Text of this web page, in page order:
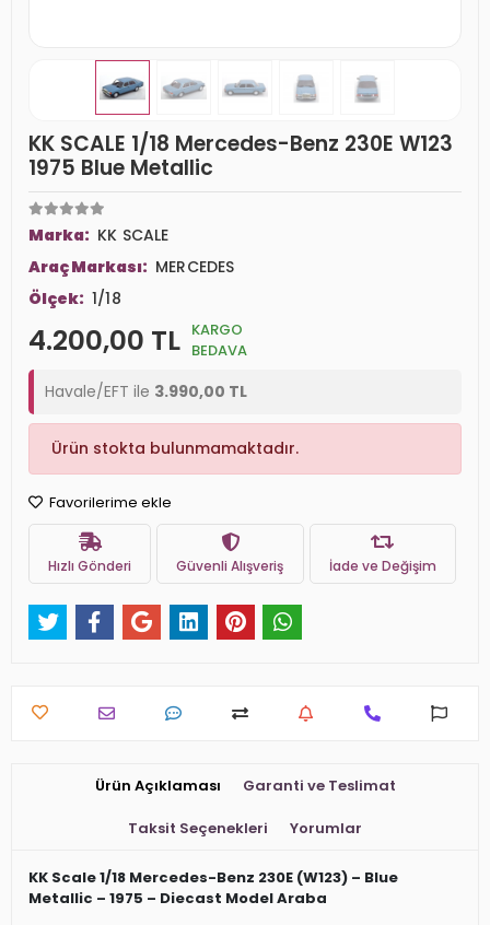
KK SCALE 1/18 Mercedes-Benz 230E W123
1975 Blue Metallic
Marka: KK SCALE
Araç Markası: MERCEDES
Ölçek: 1/18
4.200,00 TL KARGO
BEDAVA
Havale/EFT ile 3.990,00 TL
Ürün stokta bulunmamaktadır.
Favorilerime ekle
Hızlı Gönderi Güvenli Alışveriş İade ve Değişim
Ürün Açıklaması Garanti ve Teslimat
Taksit Seçenekleri Yorumlar
KK Scale 1/18 Mercedes-Benz 230E (W123) – Blue
Metallic – 1975 – Diecast Model Araba